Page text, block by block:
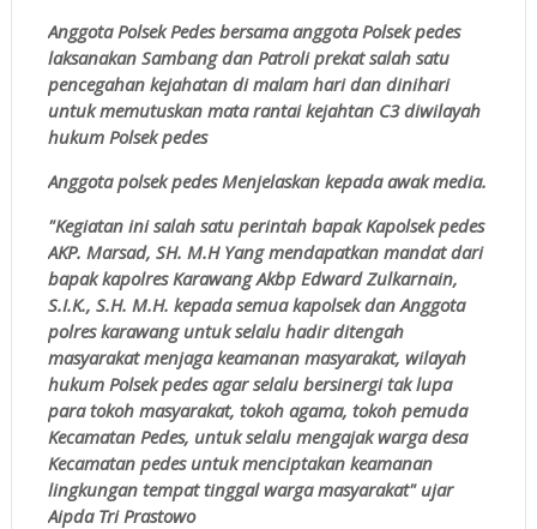
Anggota Polsek Pedes bersama anggota Polsek pedes
laksanakan Sambang dan Patroli prekat salah satu
pencegahan kejahatan di malam hari dan dinihari
untuk memutuskan mata rantai kejahtan C3 diwilayah
hukum Polsek pedes
Anggota polsek pedes Menjelaskan kepada awak media.
"Kegiatan ini salah satu perintah bapak Kapolsek pedes
AKP. Marsad, SH. M.H Yang mendapatkan mandat dari
bapak kapolres Karawang Akbp Edward Zulkarnain,
S.I.K., S.H. M.H. kepada semua kapolsek dan Anggota
polres karawang untuk selalu hadir ditengah
masyarakat menjaga keamanan masyarakat, wilayah
hukum Polsek pedes agar selalu bersinergi tak lupa
para tokoh masyarakat, tokoh agama, tokoh pemuda
Kecamatan Pedes, untuk selalu mengajak warga desa
Kecamatan pedes untuk menciptakan keamanan
lingkungan tempat tinggal warga masyarakat" ujar
Aipda Tri Prastowo